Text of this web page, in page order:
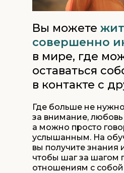
Где больше не
за внимание,
а можно просто
услышанным. На
вы получите знания
чтобы шаг за шагом
отношениям с
Вы можете
совершенно
в мире, где
оставаться
в контакте с